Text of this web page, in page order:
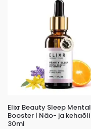
Elixr Beauty Sleep Mental
Booster | Näo- ja kehaõli
30ml